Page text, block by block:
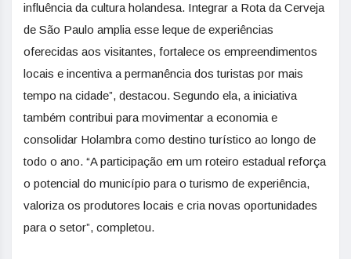
influência da cultura holandesa. Integrar a Rota da Cerveja
de São Paulo amplia esse leque de experiências
oferecidas aos visitantes, fortalece os empreendimentos
locais e incentiva a permanência dos turistas por mais
tempo na cidade”, destacou. Segundo ela, a iniciativa
também contribui para movimentar a economia e
consolidar Holambra como destino turístico ao longo de
todo o ano. “A participação em um roteiro estadual reforça
o potencial do município para o turismo de experiência,
valoriza os produtores locais e cria novas oportunidades
para o setor”, completou.